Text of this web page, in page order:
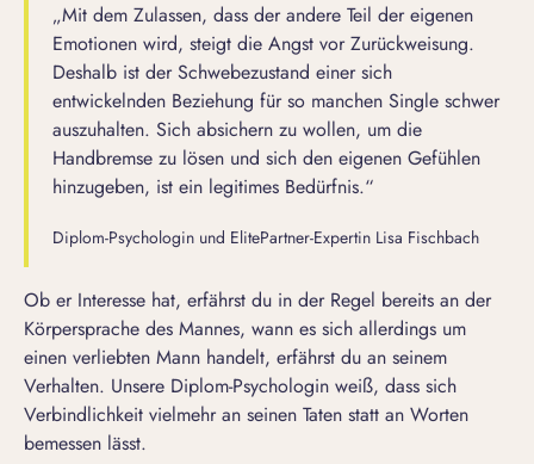
„Mit dem Zulassen, dass der andere Teil der eigenen
Emotionen wird, steigt die Angst vor Zurückweisung.
Deshalb ist der Schwebezustand einer sich
entwickelnden Beziehung für so manchen Single schwer
auszuhalten. Sich absichern zu wollen, um die
Handbremse zu lösen und sich den eigenen Gefühlen
hinzugeben, ist ein legitimes Bedürfnis.“
Diplom-Psychologin und ElitePartner-Expertin Lisa Fischbach
Ob er Interesse hat, erfährst du in der Regel bereits an der
Körpersprache des Mannes, wann es sich allerdings um
einen verliebten Mann handelt, erfährst du an seinem
Verhalten. Unsere Diplom-Psychologin weiß, dass sich
Verbindlichkeit vielmehr an seinen Taten statt an Worten
bemessen lässt.